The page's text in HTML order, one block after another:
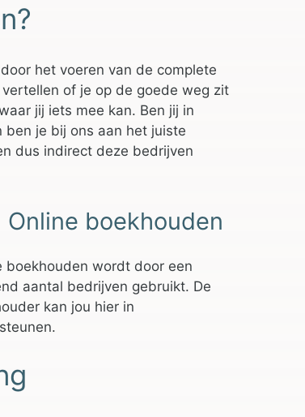
het voeren van de complete
of je op de goede weg zit
jij iets mee kan. Ben jij in
ben je bij ons aan het juiste
dus indirect deze bedrijven
Online boekhouden
boekhouden wordt door een
aantal bedrijven gebruikt. De
kan jou hier in